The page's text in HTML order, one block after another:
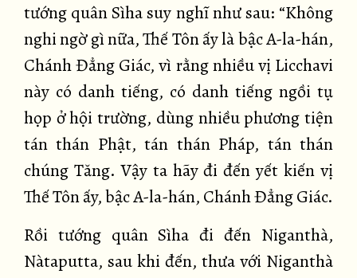
tướng quân Sìha suy nghĩ như sau: “Không
nghi ngờ gì nữa, Thế Tôn ấy là bậc A-la-hán,
Chánh Đẳng Giác, vì rằng nhiều vị Licchavi
này có danh tiếng, có danh tiếng ngồi tụ
họp ở hội trường, dùng nhiều phương tiện
tán thán Phật, tán thán Pháp, tán thán
chúng Tăng. Vậy ta hãy đi đến yết kiến vị
Thế Tôn ấy, bậc A-la-hán, Chánh Đẳng Giác.
Rồi tướng quân Sìha đi đến Niganthà,
Nàtaputta, sau khi đến, thưa với Niganthà